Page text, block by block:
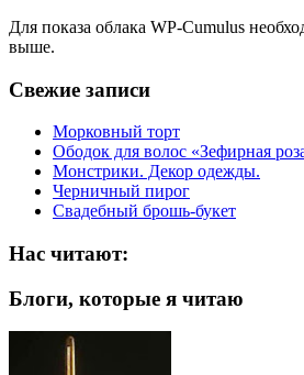
Для показа облака WP-Cumulus
выше.
Свежие записи
Морковный торт
Ободок для волос «Зефирная
Монстрики. Декор одежды.
Черничный пирог
Свадебный брошь-букет
Нас читают:
Блоги, которые я читаю